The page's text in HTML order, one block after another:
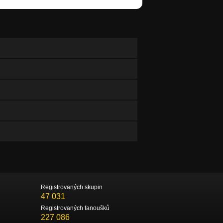
Registrovaných skupin
47 031
Registrovaných fanoušků
227 086